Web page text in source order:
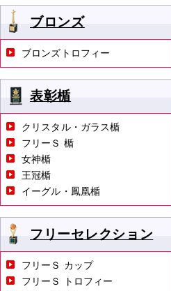
ブロンズ
ブロンズトロフィー
表彰楯
クリスタル・ガラス楯
フリーＳ 楯
女神楯
王冠楯
イーグル・鳳凰楯
フリーセレクション
フリーＳ カップ
フリーＳ トロフィー